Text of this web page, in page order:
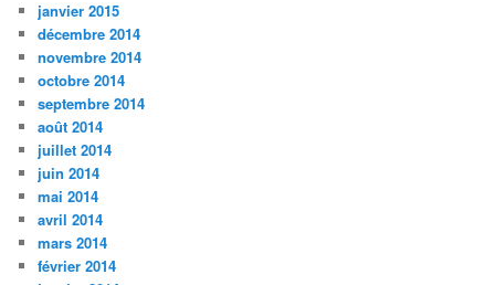
janvier 2015
décembre 2014
novembre 2014
octobre 2014
septembre 2014
août 2014
juillet 2014
juin 2014
mai 2014
avril 2014
mars 2014
février 2014